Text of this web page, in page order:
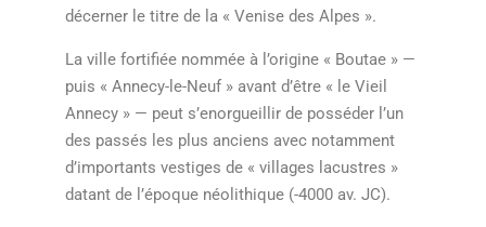
décerner le titre de la « Venise des Alpes ».
La ville fortifiée nommée à l’origine « Boutae » —
puis « Annecy-le-Neuf » avant d’être « le Vieil
Annecy » — peut s’enorgueillir de posséder l’un
des passés les plus anciens avec notamment
d’importants vestiges de « villages lacustres »
datant de l’époque néolithique (-4000 av. JC).